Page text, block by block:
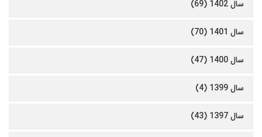
سال 1402 (69)
سال 1401 (70)
سال 1400 (47)
سال 1399 (4)
سال 1397 (43)